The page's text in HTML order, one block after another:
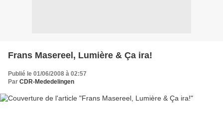
Frans Masereel, Lumière & Ça ira!
Publié le 01/06/2008 à 02:57
Par CDR-Mededelingen